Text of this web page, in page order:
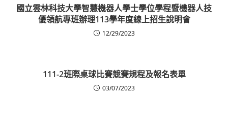
國立雲林科技大學智慧機器人學士學位學程暨機器人技
優領航專班辦理113學年度線上招生說明會
12/29/2023
111-2班際桌球比賽競賽規程及報名表單
03/07/2023